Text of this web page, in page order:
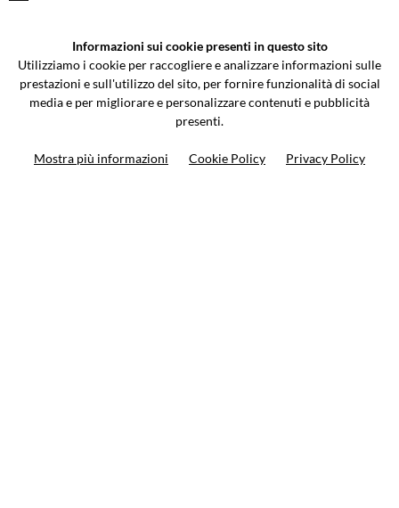
Via Galileo Galilei 5 | Verano Brianza (MB) 20843 | ITALY
0362-805407-info@valtermoto.com
Informazioni sui cookie presenti in questo sito
Utilizziamo i cookie per raccogliere e analizzare informazioni sulle
prestazioni e sull'utilizzo del sito, per fornire funzionalità di social
media e per migliorare e personalizzare contenuti e pubblicità
presenti.
Mostra più informazioni Cookie Policy Privacy Policy